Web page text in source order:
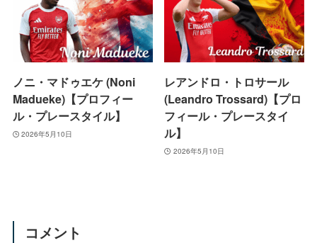
ノニ・マドゥエケ (Noni
Madueke)【プロフィー
ル・プレースタイル】
2026年5月10日
レアンドロ・トロサール
(Leandro Trossard)【プロ
フィール・プレースタイ
ル】
2026年5月10日
コメント